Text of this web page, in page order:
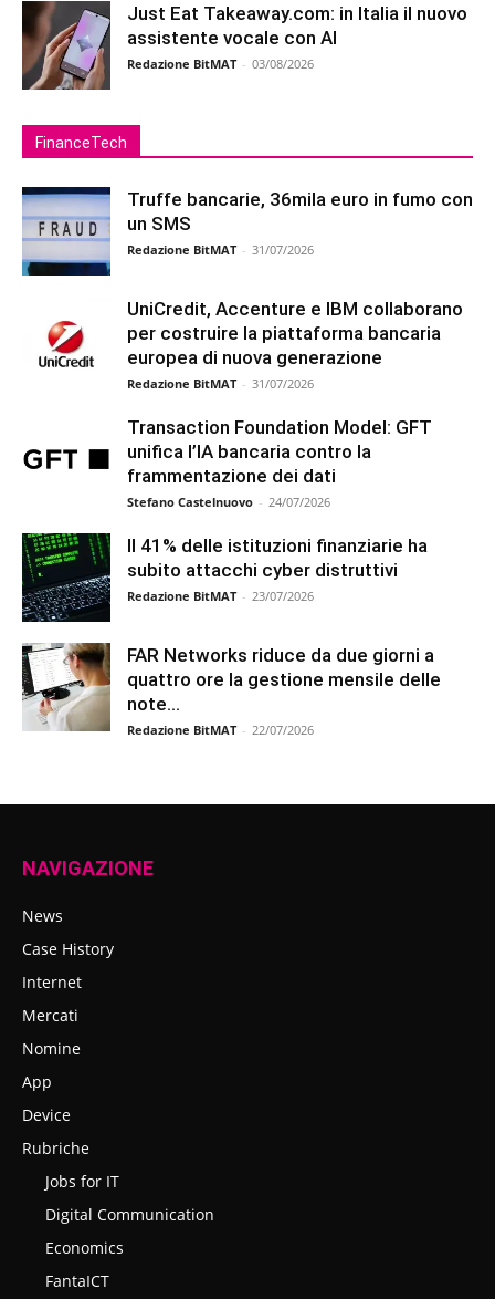
Just Eat Takeaway.com: in Italia il nuovo
assistente vocale con AI
Redazione BitMAT - 03/08/2026
FinanceTech
Truffe bancarie, 36mila euro in fumo con
un SMS
Redazione BitMAT - 31/07/2026
UniCredit, Accenture e IBM collaborano
per costruire la piattaforma bancaria
europea di nuova generazione
Redazione BitMAT - 31/07/2026
Transaction Foundation Model: GFT
unifica l’IA bancaria contro la
frammentazione dei dati
Stefano Castelnuovo - 24/07/2026
Il 41% delle istituzioni finanziarie ha
subito attacchi cyber distruttivi
Redazione BitMAT - 23/07/2026
FAR Networks riduce da due giorni a
quattro ore la gestione mensile delle
note...
Redazione BitMAT - 22/07/2026
NAVIGAZIONE
News
Case History
Internet
Mercati
Nomine
App
Device
Rubriche
Jobs for IT
Digital Communication
Economics
FantaICT